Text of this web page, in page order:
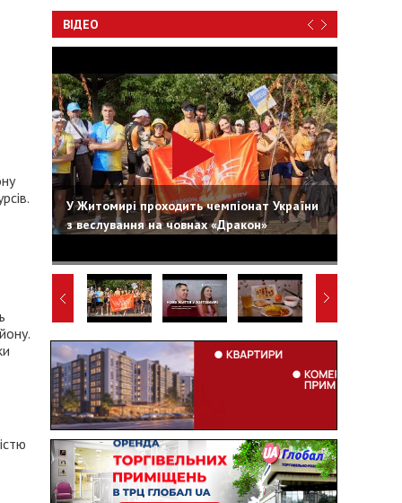
ВІДЕО
У Житомирі проходить чемпіонат України
з веслування на човнах «Дракон»